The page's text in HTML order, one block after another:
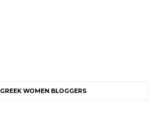
GREEK WOMEN BLOGGERS